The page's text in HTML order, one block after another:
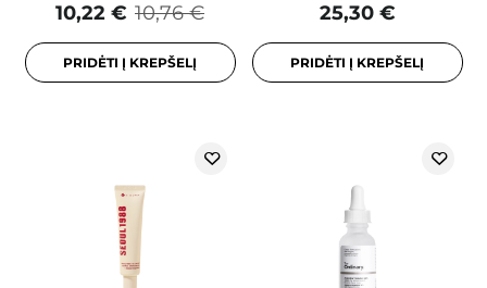
10,76 €
10,22 €
PRIDĖTI Į KREPŠELĮ
25,30 €
PRIDĖTI Į KREPŠELĮ